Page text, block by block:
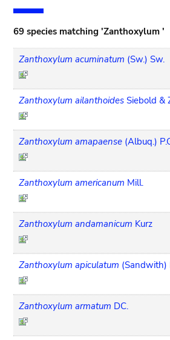
69 species matching 'Zanthoxylum '
Zanthoxylum acuminatum (Sw.) Sw.
Zanthoxylum ailanthoides Siebold &
Zanthoxylum amapaense (Albuq.)
Zanthoxylum americanum Mill.
Zanthoxylum andamanicum Kurz
Zanthoxylum apiculatum (Sandwith)
Zanthoxylum armatum DC.